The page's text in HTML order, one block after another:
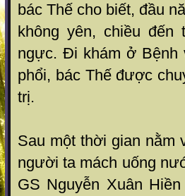
bác Thế cho biết, đầu
không yên, chiều
ngực. Đi khám ở Bệnh
phổi, bác Thế được
trị.
Sau một thời gian nằm
người ta mách uống
GS Nguyễn Xuân